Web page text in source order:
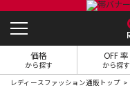
価格
から探す
OFF 率
から探す
レディースファッション通販トップ